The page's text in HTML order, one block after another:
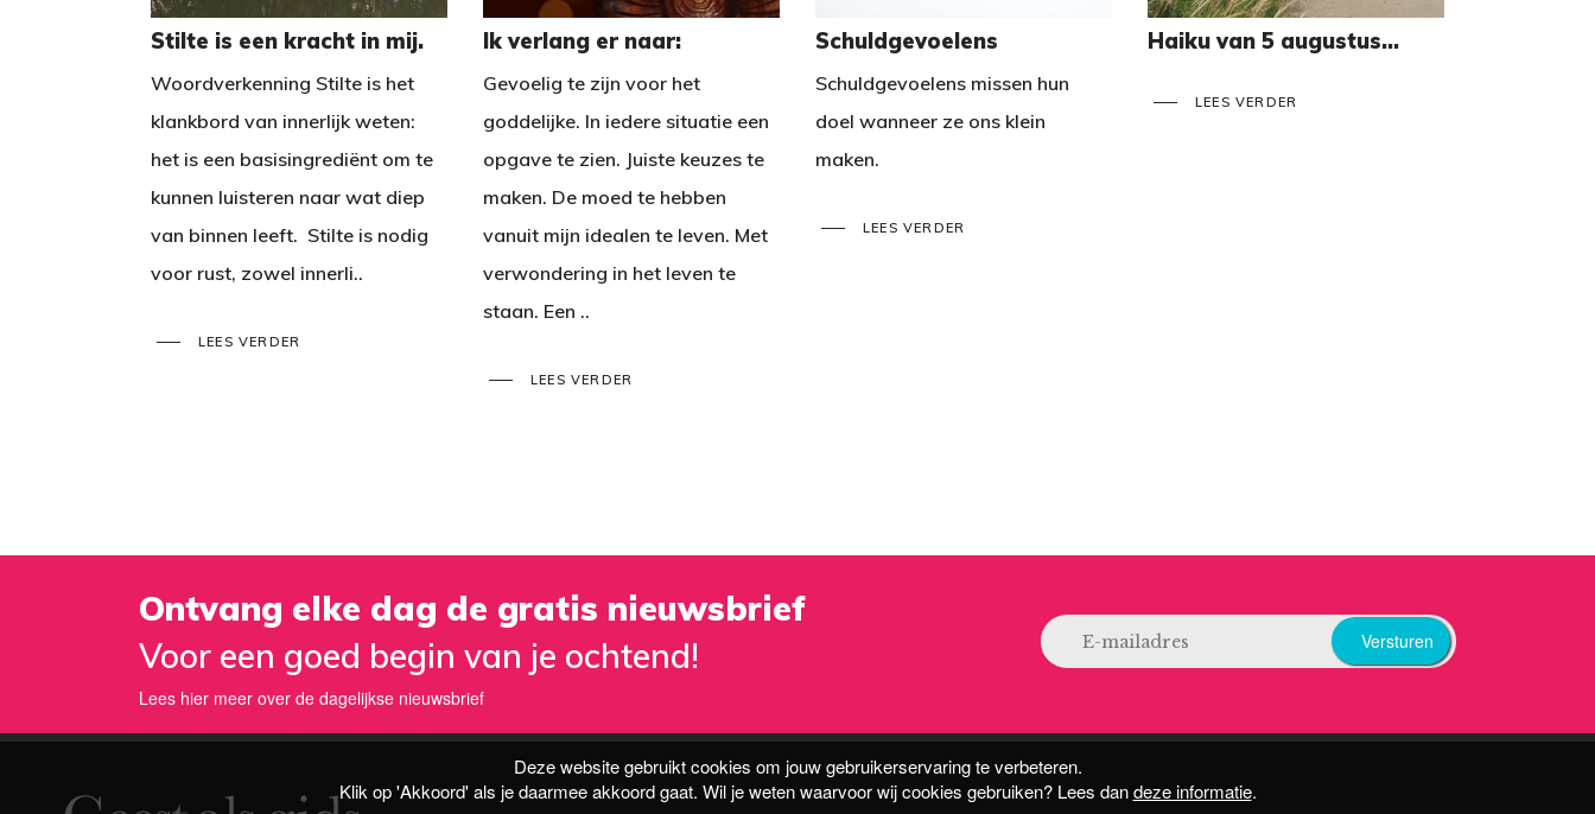
Stilte is een kracht in mij.
Woordverkenning Stilte is het
klankbord van innerlijk weten:
het is een basisingrediënt om te
kunnen luisteren naar wat diep
van binnen leeft. Stilte is nodig
voor rust, zowel innerli..
LEES VERDER
Ik verlang er naar:
Gevoelig te zijn voor het
goddelijke. In iedere situatie een
opgave te zien. Juiste keuzes te
maken. De moed te hebben
vanuit mijn idealen te leven. Met
verwondering in het leven te
staan. Een ..
LEES VERDER
Schuldgevoelens
Schuldgevoelens missen hun
doel wanneer ze ons klein
maken.
LEES VERDER
Haiku van 5 augustus...
LEES VERDER
Ontvang elke dag de gratis nieuwsbrief
Voor een goed begin van je ochtend!
Lees hier meer over de dagelijkse nieuwsbrief
Versturen
Deze website gebruikt cookies om jouw gebruikerservaring te verbeteren.
Klik op 'Akkoord' als je daarmee akkoord gaat. Wil je weten waarvoor wij cookies gebruiken? Lees dandeze informatie.